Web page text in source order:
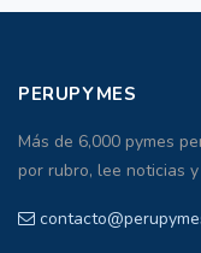
PERUPYMES
Más de 6,000 pymes
por rubro, lee noticias